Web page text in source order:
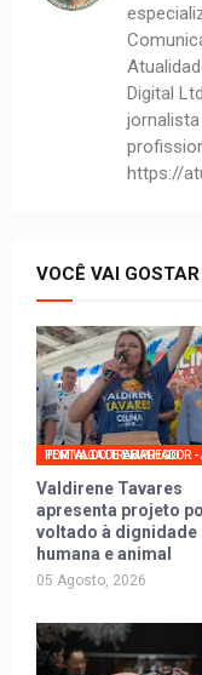
Digital
https://
VOCÊ VAI GOSTAR
PORTAL DO TRABALHADOR - AQUI TEM VAGA DE EMPREGO
Valdirene Tavares
apresenta projeto
voltado à dignidade
humana e animal
05 Agosto, 2026